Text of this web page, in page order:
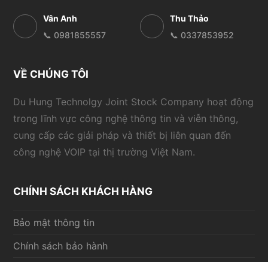
Vân Anh
📞 0981855557
Thu Thảo
📞 0337853952
VỀ CHÚNG TÔI
Du Hung Technolgy Joint Stock Company hoạt động
trong lĩnh vực công nghệ thông tin và viễn thông,
cung cấp các giải pháp và thiết bị liên quan đến
công nghệ VOIP tại thị trường Việt Nam.
CHÍNH SÁCH KHÁCH HÀNG
Bảo mật thông tin
Chính sách bảo hành